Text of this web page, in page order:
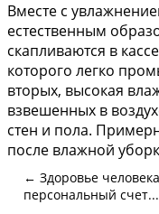
Вместе с
естественным
скапливаются в
которого легко
вторых, высокая
взвешенных в
стен и пола.
после влажной
← Здоровье
персональный